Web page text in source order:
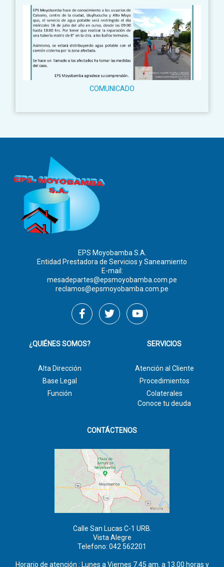
COMUNICADO
EPS Moyobamba S.A.
Entidad Prestadora de Servicios y Saneamiento
E-mail:
mesadepartes@epsmoyobamba.com.pe
reclamos@epsmoyobamba.com.pe
¿QUIÉNES SOMOS?
Alta Dirección
Base Legal
Función
SERVICIOS
Atención al Cliente
Procedimientos
Colaterales
Conoce tu deuda
CONTÁCTENOS
Calle San Lucas C-1 URB.
Vista Alegre
Telefono: 042 562201
Horario de atención : Lunes a Viernes 7.45 am. a 13.00 horas y